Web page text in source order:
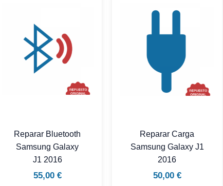
Reparar Bluetooth
Samsung Galaxy
J1 2016
55,00 €
Reparar Carga
Samsung Galaxy J1
2016
50,00 €